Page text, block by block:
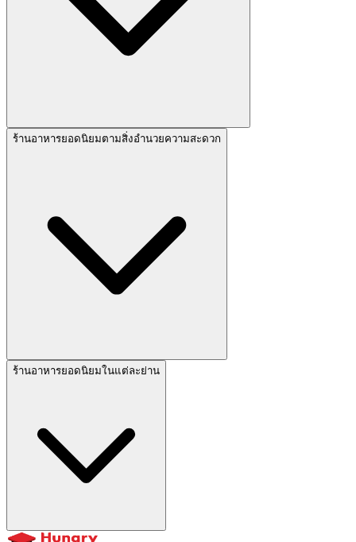
ร้านอาหารยอดนิยมตามสิ่งอำนวยความสะดวก
ร้านอาหารยอดนิยมในแต่ละย่าน